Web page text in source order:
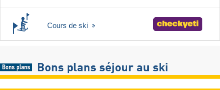
Cours de ski
Bons plans séjour au ski